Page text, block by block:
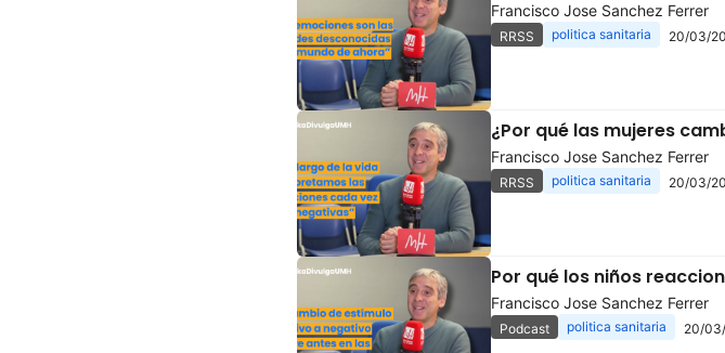
Francisco Jose Sanchez Ferrer
RRSS politica sanitaria 20/03/
¿Por qué las mujeres
Francisco Jose Sanchez Ferrer
RRSS politica sanitaria 20/03/
Por qué los niños
Francisco Jose Sanchez Ferrer
Podcast politica sanitaria 20/